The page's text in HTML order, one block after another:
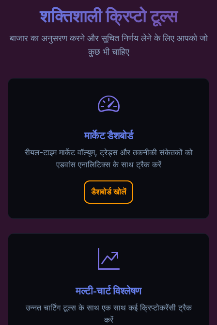
शक्तिशाली क्रिप्टो टूल्स
बाजार का अनुसरण करने और सूचित निर्णय लेने के लिए आपको जो
कुछ भी चाहिए
मार्केट डैशबोर्ड
रीयल-टाइम मार्केट वॉल्यूम, ट्रेड्स और तकनीकी संकेतकों को
एडवांस एनालिटिक्स के साथ ट्रैक करें
डैशबोर्ड खोलें
मल्टी-चार्ट विश्लेषण
उन्नत चार्टिंग टूल्स के साथ एक साथ कई क्रिप्टोकरेंसी ट्रैक
करें